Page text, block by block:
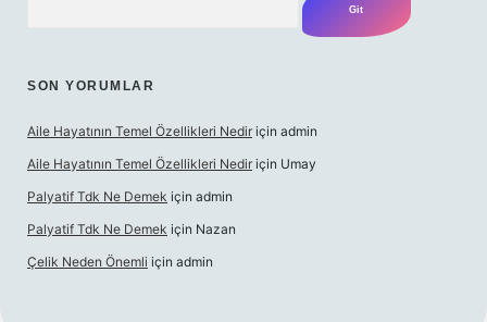
SON YORUMLAR
Aile Hayatının Temel Özellikleri Nedir için admin
Aile Hayatının Temel Özellikleri Nedir için Umay
Palyatif Tdk Ne Demek için admin
Palyatif Tdk Ne Demek için Nazan
Çelik Neden Önemli için admin